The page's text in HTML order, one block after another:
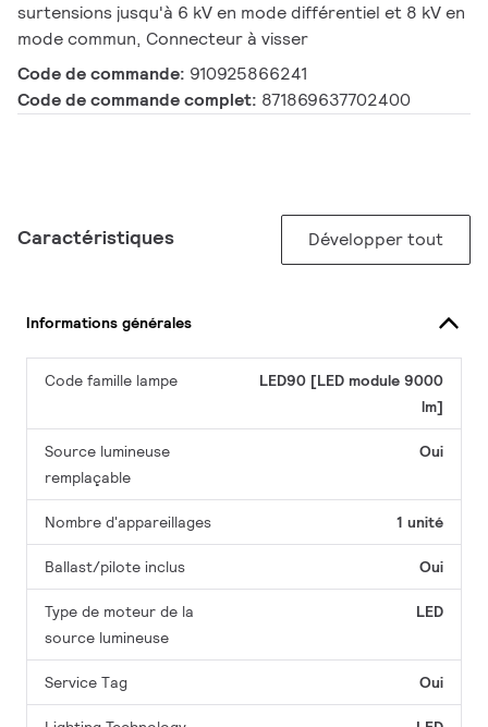
surtensions jusqu'à 6 kV en mode différentiel et 8 kV en
mode commun, Connecteur à visser
Code de commande: 910925866241
Code de commande complet: 871869637702400
Caractéristiques Développer tout
Informations générales
Code famille lampe
LED90 [LED module 9000
lm]
Source lumineuse
remplaçable
Oui
Nombre d'appareillages 1 unité
Ballast/pilote inclus Oui
Type de moteur de la
source lumineuse
LED
Service Tag Oui